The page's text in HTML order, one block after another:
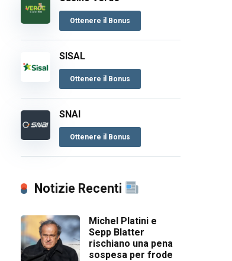
Ottenere il Bonus
SISAL
Ottenere il Bonus
SNAI
Ottenere il Bonus
Notizie Recenti
Michel Platini e
Sepp Blatter
rischiano una pena
sospesa per frode